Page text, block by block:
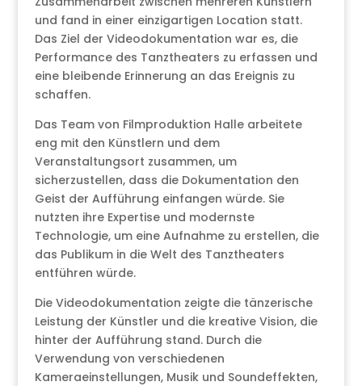
und fand in einer einzigartigen Location statt.
Das Ziel der Videodokumentation war es, die
Performance des Tanztheaters zu erfassen und
eine bleibende Erinnerung an das Ereignis zu
schaffen.
Das Team von Filmproduktion Halle arbeitete
eng mit den Künstlern und dem
Veranstaltungsort zusammen, um
sicherzustellen, dass die Dokumentation den
Geist der Aufführung einfangen würde. Sie
nutzten ihre Expertise und modernste
Technologie, um eine Aufnahme zu erstellen, die
das Publikum in die Welt des Tanztheaters
entführen würde.
Die Videodokumentation zeigte die tänzerische
Leistung der Künstler und die kreative Vision, die
hinter der Aufführung stand. Durch die
Verwendung von verschiedenen
Kameraeinstellungen, Musik und Soundeffekten,